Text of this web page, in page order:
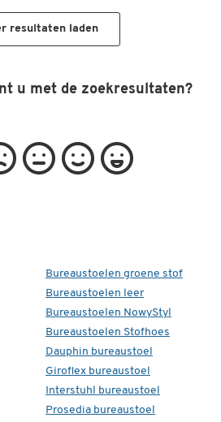
resultaten laden
u met de zoekresultaten?
Bureaustoelen groene stof
Bureaustoelen leer
Bureaustoelen NowyStyl
Bureaustoelen Stofhoes
Dauphin bureaustoel
Giroflex bureaustoel
Interstuhl bureaustoel
Prosedia bureaustoel